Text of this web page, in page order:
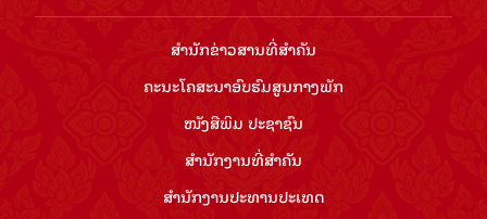
ສຳ​ນັກ​ຂ່າວ​ສານ​ທີ່​ສຳ​ຄັນ​
ຄະນະໂຄສະນາອົບຮົມ​ສູນ​ກາງ​ພັກ
ໜັງສືພິມ ປະ​ຊາ​ຊົນ
ສຳ​ນັກ​ງານ​ທີ່​ສຳ​ຄັນ
ສຳ​ນັກ​ງານ​ປະ​ທານ​ປະ​ເທດ